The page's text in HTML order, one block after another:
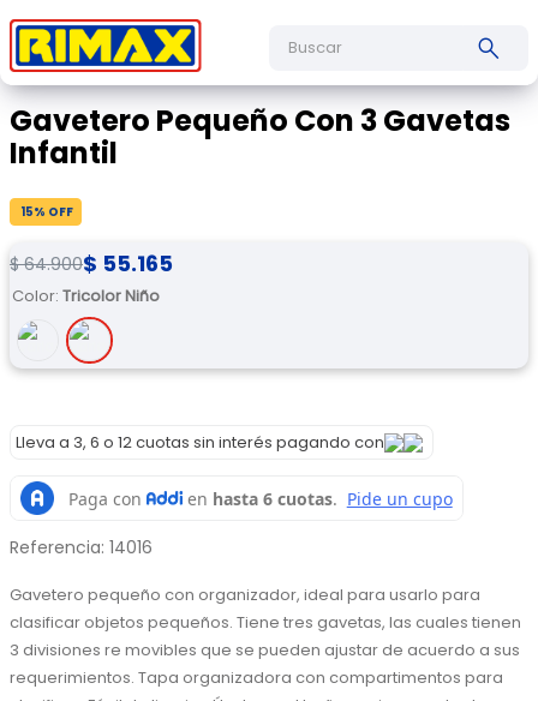
Gavetero Pequeño Con 3 Gavetas
Infantil
15% OFF
$ 64.900$ 55.165
Color: Tricolor Niño
Lleva a 3, 6 o 12 cuotas sin interés pagando con
Referencia: 14016
Gavetero pequeño con organizador, ideal para usarlo para
clasificar objetos pequeños. Tiene tres gavetas, las cuales tienen
3 divisiones re movibles que se pueden ajustar de acuerdo a sus
requerimientos. Tapa organizadora con compartimentos para